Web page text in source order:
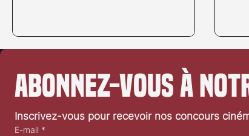
incohérences scénaristiques persistent.
Abonnez-vous à
Inscrivez-vous pour recevoir nos concours
E-mail *